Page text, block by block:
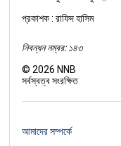
প্রকাশক : রাফিদ হাসিম
নিবন্ধন নম্বর: ১৪৩
©2026 NNB
সর্বস্বত্ব সংরক্ষিত
আমাদের সম্পর্কে